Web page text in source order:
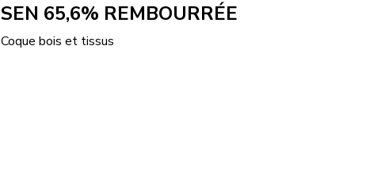
SEN 65,6% REMBOURRÉE
Coque bois et tissus